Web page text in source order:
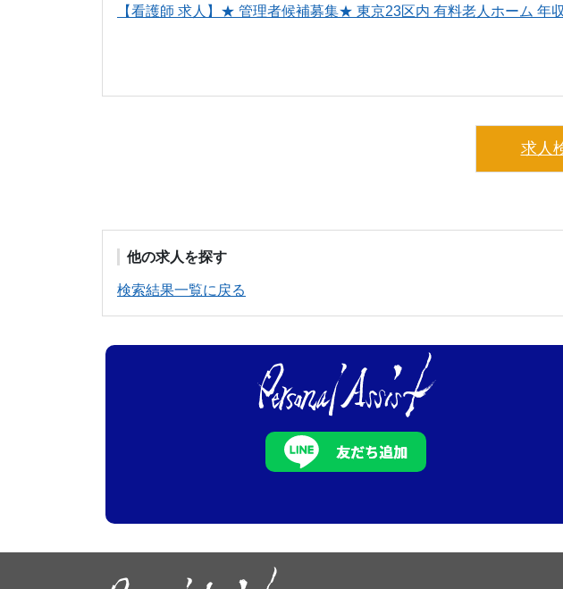
【看護師 求人】★ 管理者候補募集★ 東京23区内 有料老人ホーム 年
求人
他の求人を探す
検索結果一覧に戻る